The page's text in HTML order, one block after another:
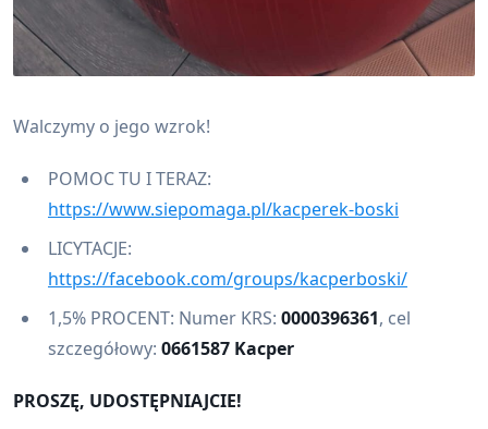
Walczymy o jego wzrok!
POMOC TU I TERAZ:
https://www.siepomaga.pl/kacperek-boski
LICYTACJE:
https://facebook.com/groups/kacperboski/
1,5% PROCENT: Numer KRS: 0000396361, cel
szczegółowy: 0661587 Kacper
PROSZĘ, UDOSTĘPNIAJCIE!